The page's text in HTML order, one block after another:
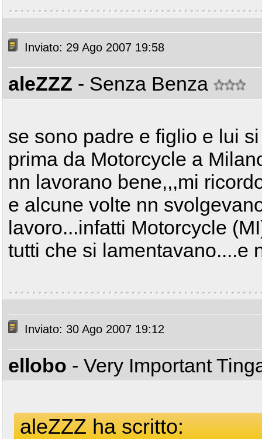
Inviato: 29 Ago 2007 19:58
aleZZZ - Senza Benza
se sono padre e figlio e lui
prima da Motorcycle a
nn lavorano bene,,,mi
e alcune volte nn
lavoro...infatti Motorcycle
tutti che si lamentavano....e
Inviato: 30 Ago 2007 19:12
ellobo - Very Important
aleZZZ ha scritto: